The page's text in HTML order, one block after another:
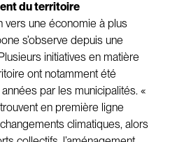
du territoire
vers une économie à plus
s’observe depuis une
initiatives en matière
ont notamment été
par les municipalités. «
en première ligne
climatiques, alors